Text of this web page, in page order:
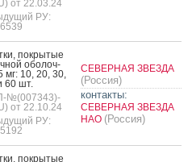
от 22.03.24
РУ:
пок­ры­тые
обо­лоч­
мг: 10, 20, 30,
60 шт.
№(007343)-
от 22.10.24
РУ:
СЕВЕРНАЯ ЗВЕЗДА
(Россия)
контакты:
СЕВЕРНАЯ ЗВЕЗДА
НАО (Россия)
пок­ры­тые